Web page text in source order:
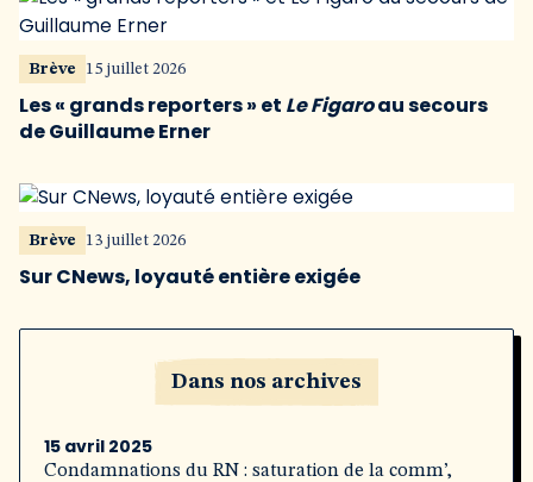
Brève 15 juillet 2026
Les « grands reporters » et Le Figaroau secours
de Guillaume Erner
Brève 13 juillet 2026
Sur CNews, loyauté entière exigée
Dans nos archives
15 avril 2025
Condamnations du RN : saturation de la comm’,